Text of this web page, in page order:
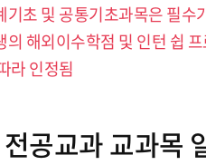
기초 및 공통기초과목은 필수
의 해외이수학점 및 인턴 쉽
라 인정됨
공교과 교과목